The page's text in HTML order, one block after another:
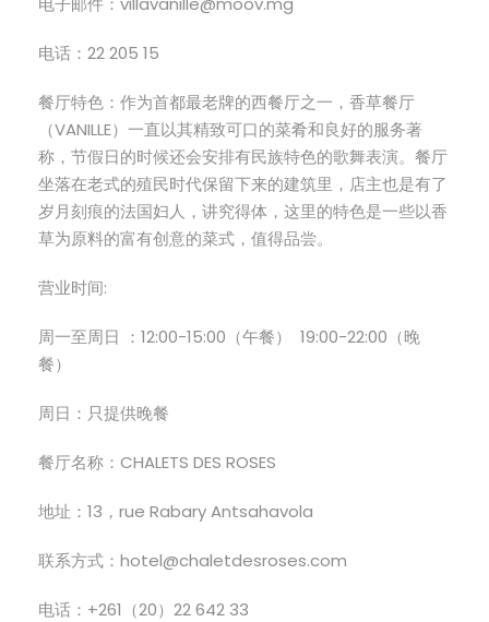
电话：22 205 15
餐厅特色：作为首都最老牌的西餐厅之一，香草餐厅
（VANILLE）一直以其精致可口的菜肴和良好的服务著
称，节假日的时候还会安排有民族特色的歌舞表演。餐厅
坐落在老式的殖民时代保留下来的建筑里，店主也是有了
岁月刻痕的法国妇人，讲究得体，这里的特色是一些以香
草为原料的富有创意的菜式，值得品尝。
营业时间:
周一至周日 ：12:00-15:00（午餐） 19:00-22:00（晚
餐）
周日：只提供晚餐
餐厅名称：CHALETS DES ROSES
地址：13，rue Rabary Antsahavola
联系方式：hotel@chaletdesroses.com
电话：+261（20）22 642 33